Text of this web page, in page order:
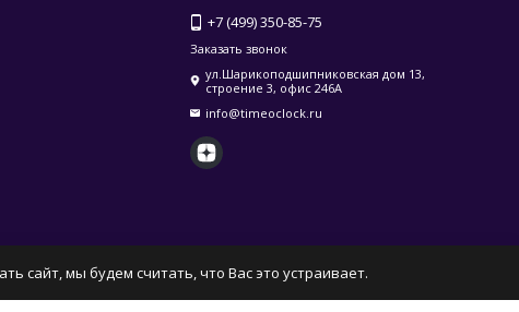
+7 (499) 350-85-75
Заказать звонок
ул.Шарикоподшипниковская дом 13,
строение 3, офис 246А
info@timeoclock.ru
сайт, мы будем считать, что Вас это устраивает.